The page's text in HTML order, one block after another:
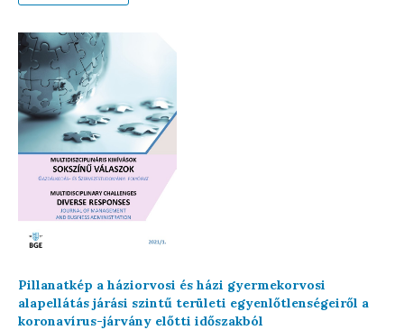
Pillanatkép a háziorvosi és házi gyermekorvosi
alapellátás járási szintű területi egyenlőtlenségeiről a
koronavírus-járvány előtti időszakból